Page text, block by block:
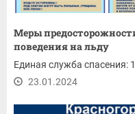
Меры
поведения на льду
Единая служба спасения:
23.01.2024